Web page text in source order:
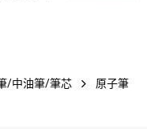
/中油筆/筆芯
原子筆